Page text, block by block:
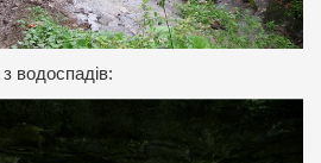
водоспадів: